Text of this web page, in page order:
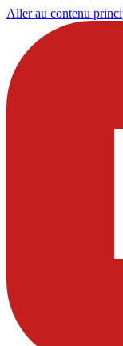
Aller au contenu